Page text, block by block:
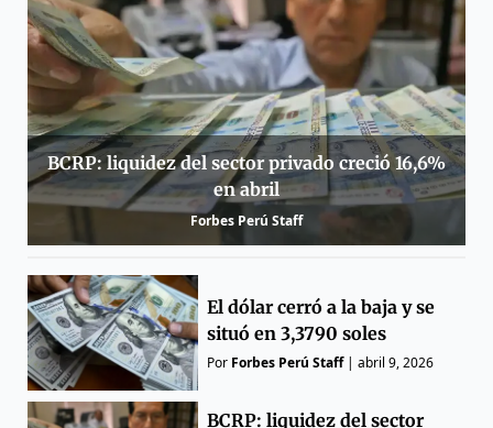
BCRP: liquidez del sector privado creció 16,6%
en abril
Forbes Perú Staff
El dólar cerró a la baja y se
situó en 3,3790 soles
Por Forbes Perú Staff|abril 9, 2026
BCRP: liquidez del sector